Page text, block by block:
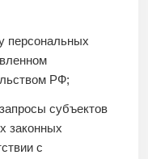
персональных
РФ;
субъектов
законных
с